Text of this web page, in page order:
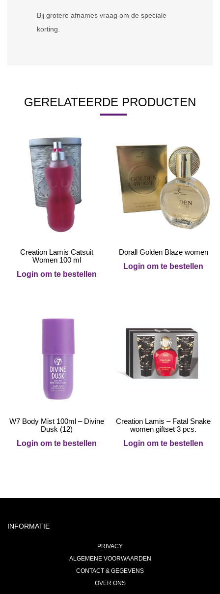
Bij grotere afnames vraag om de speciale
korting.
GERELATEERDE PRODUCTEN
Creation Lamis Catsuit
Women 100 ml
Login om te bestellen
Dorall Golden Blaze women
Login om te bestellen
W7 Body Mist 100ml – Divine
Dusk (12)
Login om te bestellen
Creation Lamis – Fatal Snake
women giftset 3 pcs.
Login om te bestellen
INFORMATIE
PRIVACY
ALGEMENE VOORWAARDEN
CONTACT & GEGEVENS
OVER ONS